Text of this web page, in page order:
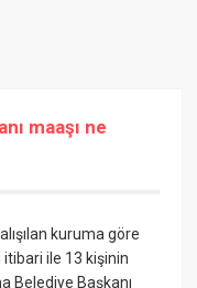
maaşı ne
kuruma göre
itibari ile 13 kişinin
Belediye Başkanı